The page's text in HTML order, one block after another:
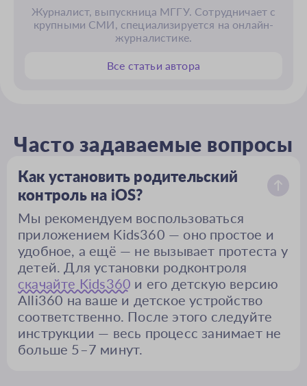
Журналист, выпускница МГГУ. Сотрудничает с
крупными СМИ, специализируется на онлайн-
журналистике.
Все статьи автора
Часто задаваемые вопросы
Как установить родительский
контроль на iOS?
Мы рекомендуем воспользоваться
приложением Kids360 — оно простое и
удобное, а ещё — не вызывает протеста у
детей. Для установки родконтроля
скачайте Kids360 и его детскую версию
Alli360 на ваше и детское устройство
соответственно. После этого следуйте
инструкции — весь процесс занимает не
больше 5–7 минут.